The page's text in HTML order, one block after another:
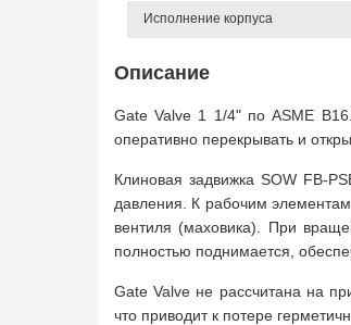
Исполнение корпуса
Описание
Gate Valve 1 1/4" по ASME
оперативно перекрывать и
Клиновая задвижка SOW FB-
давления. К рабочим
вентиля (маховика). При
полностью поднимается,
Gate Valve не рассчитана на
что приводит к потере